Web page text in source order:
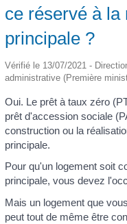
ce réservé à la
principale ?
Vérifié le 13/07/2021 -
administrative (Première
Oui. Le prêt à taux zéro
prêt d'accession sociale
construction ou la
principale.
Pour qu'un logement soit
principale, vous devez
Mais un logement que
peut tout de même être